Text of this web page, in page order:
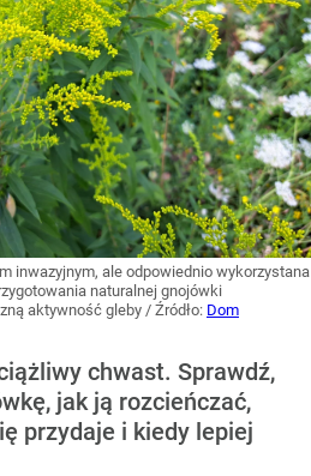
inwazyjnym, ale odpowiednio wykorzystana
naturalnej gnojówki
aktywność gleby / Źródło: Dom
chwast. Sprawdź,
jak ją rozcieńczać,
przydaje i kiedy lepiej